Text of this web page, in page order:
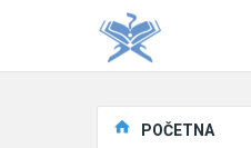
Explore
POČETNA